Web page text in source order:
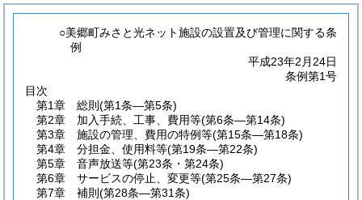
○美郷町みさと光ネット施設の設置及び管理に関する条
例
平成23年2月24日
条例第1号
目次
第1章
総則 (第1条―第5条)
第2章
加入手続、工事、費用等(第6条―第14条)
第3章
施設の管理、費用の特例等(第15条―第18条)
第4章
分担金、使用料等(第19条―第22条)
第5章
音声放送等(第23条・第24条)
第6章
サービスの停止、変更等(第25条―第27条)
第7章
補則 (第28条―第31条)